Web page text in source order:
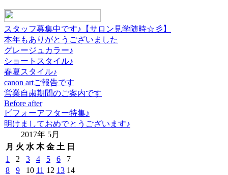
スタッフ募集中です♪【サロン見学随時☆彡】
本年もありがとうございました
グレージュカラー♪
ショートスタイル♪
春夏スタイル♪
canon artご報告です
営業自粛期間のご案内です
Before after
ビフォーアフター特集♪
明けましておめでとうございます♪
2017年 5月
月 火 水 木 金 土 日
1 2 3 4 5 6
7
8
9 10 11 12 13 14